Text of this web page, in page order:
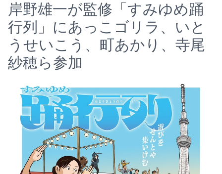
岸野雄一が監修「すみゆめ踊
行列」にあっこゴリラ、いと
うせいこう、町あかり、寺尾
紗穂ら参加